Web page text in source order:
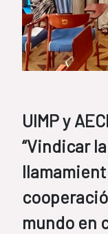
UIMP y
“Vindicar
mundo en